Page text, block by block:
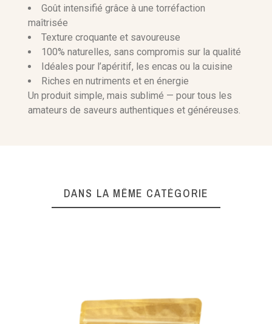
Goût intensifié grâce à une torréfaction
maîtrisée
Texture croquante et savoureuse
100% naturelles, sans compromis sur la qualité
Idéales pour l’apéritif, les encas ou la cuisine
Riches en nutriments et en énergie
Un produit simple, mais sublimé — pour tous les
amateurs de saveurs authentiques et généreuses.
DANS LA MÊME CATÉGORIE